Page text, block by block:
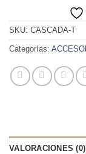
SKU: CASCADA-T
Categorías:
VALORACIONES (0)